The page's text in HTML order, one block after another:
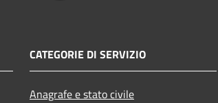
CATEGORIE DI SERVIZIO
Anagrafe e stato civile